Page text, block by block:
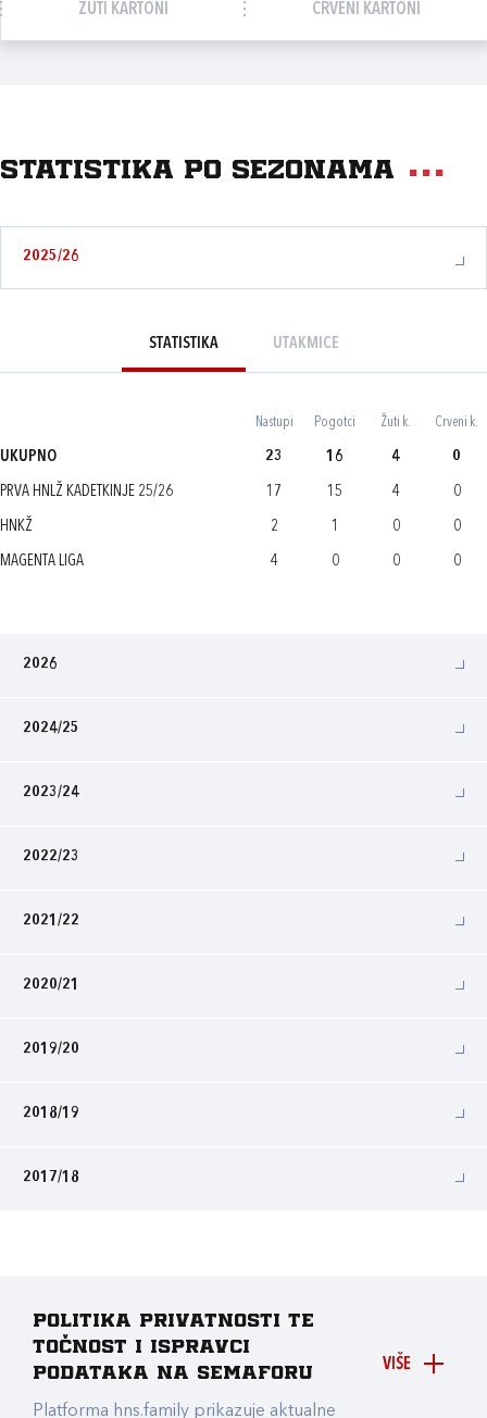
ŽUTI KARTONI CRVENI KARTONI
Statistika po sezonama
2025/26
STATISTIKA UTAKMICE
Nastupi Pogotci Žuti k. Crveni k.
UKUPNO 23 16 4 0
PRVA HNLŽ KADETKINJE 25/26 17 15 4 0
HNKŽ 2 1 0 0
MAGENTA LIGA 4 0 0 0
2026
2024/25
2023/24
2022/23
2021/22
2020/21
2019/20
2018/19
2017/18
VIŠE
Politika privatnosti te
točnost i ispravci
podataka na Semaforu
Platforma hns.family prikazuje aktualne